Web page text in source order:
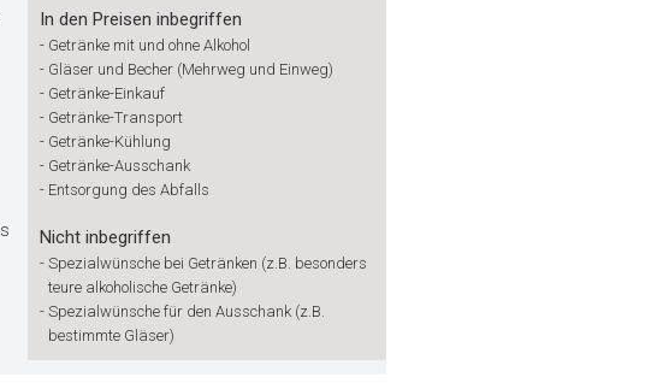
In den Preisen inbegriffen
- Getränke mit und ohne Alkohol
- Gläser und Becher (Mehrweg und Einweg)
- Getränke-Einkauf
- Getränke-Transport
- Getränke-Kühlung
- Getränke-Ausschank
- Entsorgung des Abfalls
Nicht inbegriffen
- Spezialwünsche bei Getränken (z.B. besonders
teure alkoholische Getränke)
- Spezialwünsche für den Ausschank (z.B.
bestimmte Gläser)